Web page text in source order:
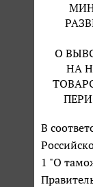
О
НА
В
1 "О